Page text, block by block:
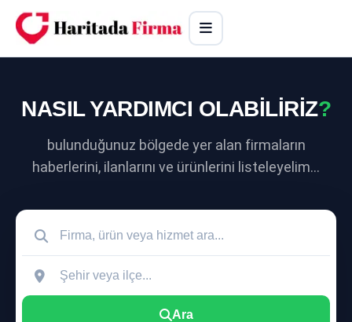
NASIL YARDIMCI OLABİLİRİZ?
bulunduğunuz bölgede yer alan firmaların
haberlerini, ilanlarını ve ürünlerini listeleyelim...
Ara